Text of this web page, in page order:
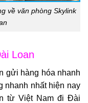
về văn phòng Skylink
Loan
gửi hàng hóa nhanh
nhanh nhất hiện nay
từ Việt Nam đi Đài